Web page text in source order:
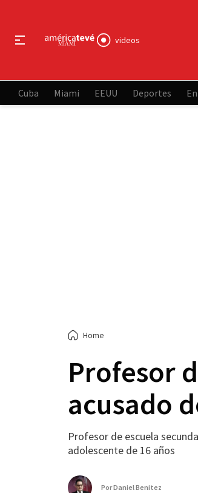
videos
Cuba Miami EEUU Deportes
Home
Profesor
acusado
Profesor de escuela
adolescente de 16 años
PorDaniel Benitez